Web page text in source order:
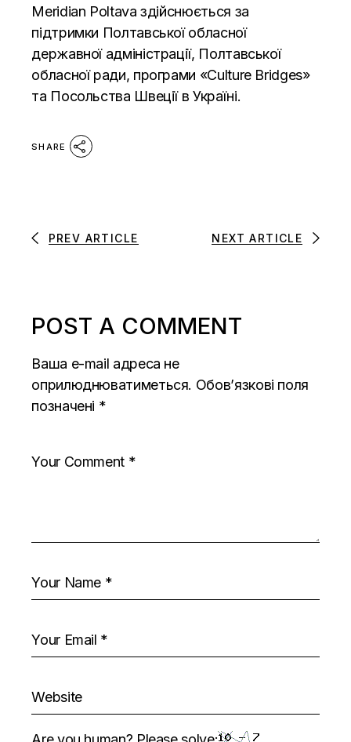
Meridian Poltava здійснюється за
підтримки Полтавської обласної
державної адміністрації, Полтавської
обласної ради, програми «Culture Bridges»
та Посольства Швеції в Україні.
SHARE
PREV ARTICLE NEXT ARTICLE
POST A COMMENT
Ваша e-mail адреса не
оприлюднюватиметься. Обов’язкові поля
позначені *